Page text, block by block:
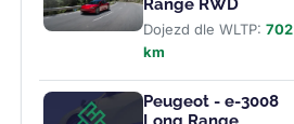
Range RWD
Dojezd dle WLTP: 702
km
Peugeot - e-3008